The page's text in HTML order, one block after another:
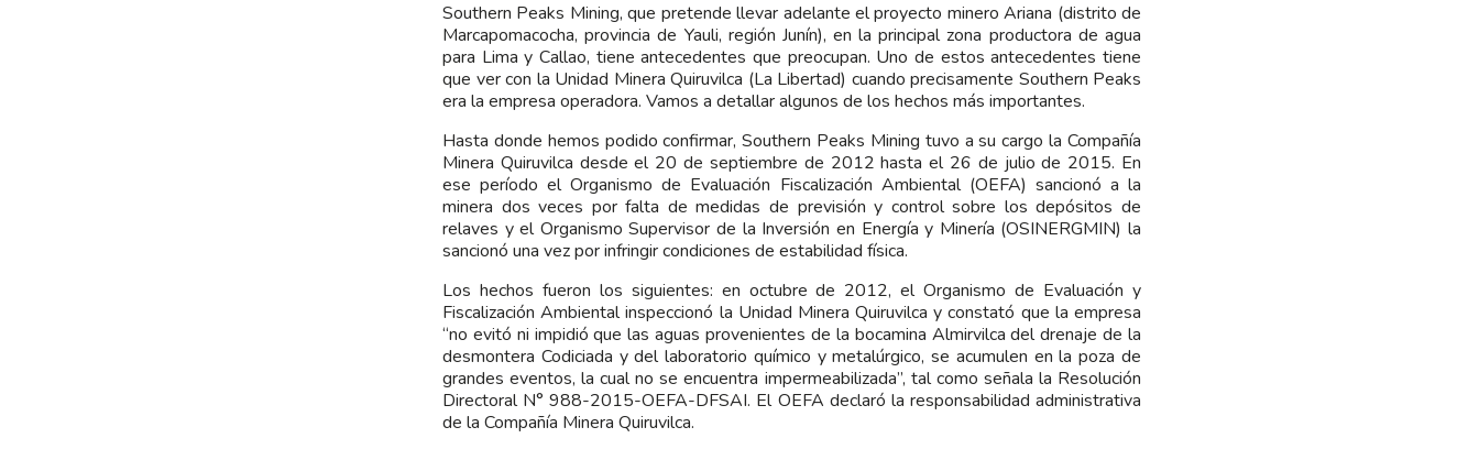
Southern Peaks Mining, que pretende llevar adelante el proyecto minero Ariana (distrito de
Marcapomacocha, provincia de Yauli, región Junín), en la principal zona productora de agua
para Lima y Callao, tiene antecedentes que preocupan. Uno de estos antecedentes tiene
que ver con la Unidad Minera Quiruvilca (La Libertad) cuando precisamente Southern Peaks
era la empresa operadora. Vamos a detallar algunos de los hechos más importantes.
Hasta donde hemos podido confirmar, Southern Peaks Mining tuvo a su cargo la Compañía
Minera Quiruvilca desde el 20 de septiembre de 2012 hasta el 26 de julio de 2015. En
ese período el Organismo de Evaluación Fiscalización Ambiental (OEFA) sancionó a la
minera dos veces por falta de medidas de previsión y control sobre los depósitos de
relaves y el Organismo Supervisor de la Inversión en Energía y Minería (OSINERGMIN) la
sancionó una vez por infringir condiciones de estabilidad física.
Los hechos fueron los siguientes: en octubre de 2012, el Organismo de Evaluación y
Fiscalización Ambiental inspeccionó la Unidad Minera Quiruvilca y constató que la empresa
“no evitó ni impidió que las aguas provenientes de la bocamina Almirvilca del drenaje de la
desmontera Codiciada y del laboratorio químico y metalúrgico, se acumulen en la poza de
grandes eventos, la cual no se encuentra impermeabilizada”, tal como señala la Resolución
Directoral N° 988-2015-OEFA-DFSAI. El OEFA declaró la responsabilidad administrativa
de la Compañía Minera Quiruvilca.